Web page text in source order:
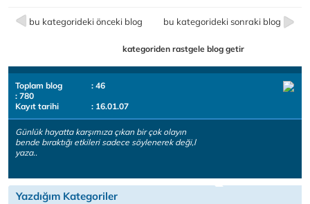
bu kategorideki önceki blog bu kategorideki sonraki blog
kategoriden rastgele blog getir
Toplam blog
: 46
: 780
Kayıt tarihi
: 16.01.07
Günlük hayatta karşımıza çıkan bir çok olayın
bende bıraktığı etkileri sadece söylenerek deği,l
yaza..
Yazdığım Kategoriler